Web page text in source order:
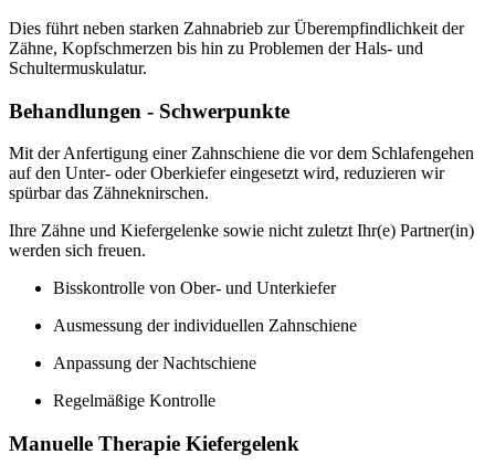
Dies führt neben starken Zahnabrieb zur Überempfindlichkeit der
Zähne, Kopfschmerzen bis hin zu Problemen der Hals- und
Schultermuskulatur.
Behandlungen - Schwerpunkte
Mit der Anfertigung einer Zahnschiene die vor dem Schlafengehen
auf den Unter- oder Oberkiefer eingesetzt wird, reduzieren wir
spürbar das Zähneknirschen.
Ihre Zähne und Kiefergelenke sowie nicht zuletzt Ihr(e) Partner(in)
werden sich freuen.
Bisskontrolle von Ober- und Unterkiefer
Ausmessung der individuellen Zahnschiene
Anpassung der Nachtschiene
Regelmäßige Kontrolle
Manuelle Therapie Kiefergelenk